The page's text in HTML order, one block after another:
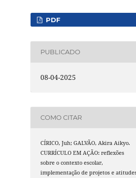
PDF
PUBLICADO
08-04-2025
COMO CITAR
CÍRICO, Juh; GALVÃO, Akira Aikyo.
CURRÍCULO EM AÇÃO: reflexões
sobre o contexto escolar,
implementação de projetos e